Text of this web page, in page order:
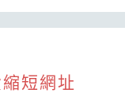
短網址